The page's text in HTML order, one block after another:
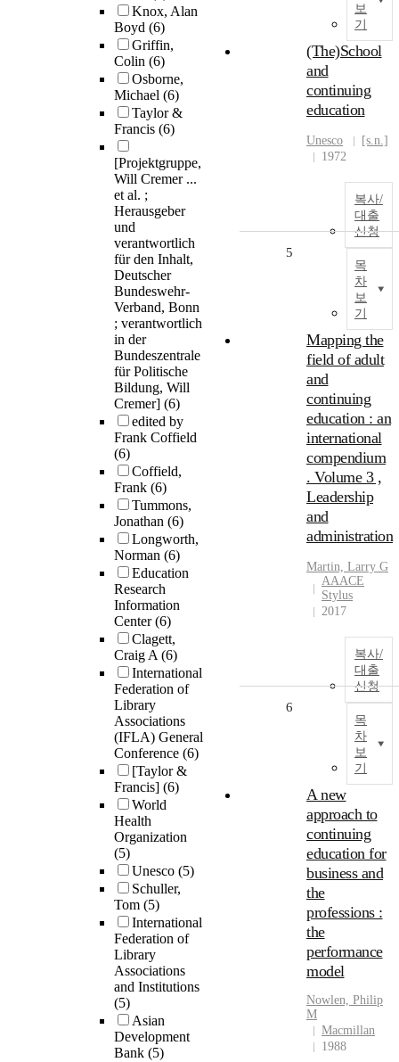
Knox, Alan
Boyd (6)
Griffin,
Colin (6)
Osborne,
Michael (6)
Taylor &
Francis (6)
[Projektgruppe,
Will Cremer ...
et al. ;
Herausgeber
und
verantwortlich
für den Inhalt,
Deutscher
Bundeswehr-
Verband, Bonn
; verantwortlich
in der
Bundeszentrale
für Politische
Bildung, Will
Cremer] (6)
edited by
Frank Coffield
(6)
Coffield,
Frank (6)
Tummons,
Jonathan (6)
Longworth,
Norman (6)
Education
Research
Information
Center(6)
Clagett,
Craig A(6)
International
Federation of
Library
Associations
(IFLA) General
Conference (6)
[Taylor &
Francis] (6)
World
Health
Organization
(5)
Unesco (5)
Schuller,
Tom (5)
International
Federation of
Library
Associations
and Institutions
(5)
Asian
Development
Bank (5)
보
기
(The)School
and
continuing
education
Unesco
[s.n.]
1972
복사/
대출
신청
목
차
보
기
5
Mapping the
field of adult
and
continuing
education : an
international
compendium
. Volume 3 ,
Leadership
and
administration
Martin, Larry G
AAACE
Stylus
2017
복사/
대출
신청
목
차
보
기
6
A new
approach to
continuing
education for
business and
the
professions :
the
performance
model
Nowlen, Philip
M
Macmillan
1988